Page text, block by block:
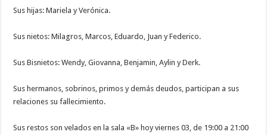
Sus hijas: Mariela y Verónica.
Sus nietos: Milagros, Marcos, Eduardo, Juan y Federico.
Sus Bisnietos: Wendy, Giovanna, Benjamin, Aylin y Derk.
Sus hermanos, sobrinos, primos y demás deudos, participan a sus
relaciones su fallecimiento.
Sus restos son velados en la sala «B» hoy viernes 03, de 19:00 a 21:00